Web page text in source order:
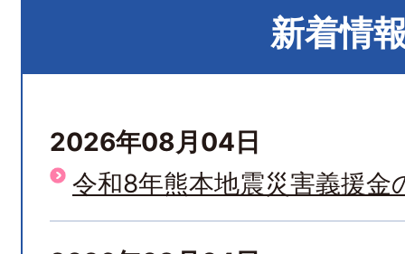
新着情
2026年08月04日
令和8年熊本地震災害義援金